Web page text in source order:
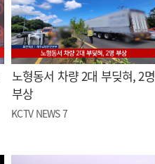
노형동서 차량 2대 부딪혀, 2명
부상
KCTV NEWS 7